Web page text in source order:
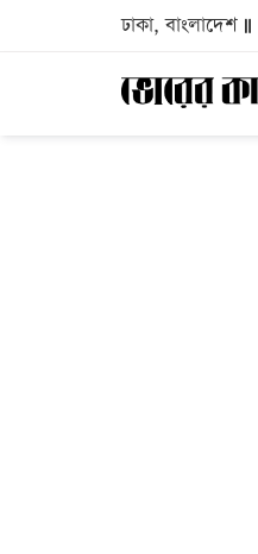
ঢাকা, বাংলাদেশ